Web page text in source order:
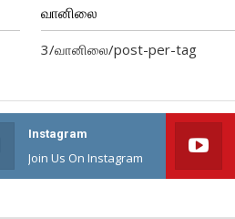
வானிலை
3/வானிலை/post-per-tag
Instagram
Join Us On Instagram